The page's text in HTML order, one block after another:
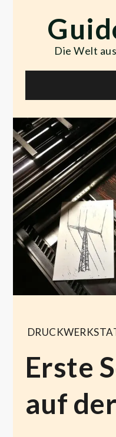
content
Die Welt
Erste
auf